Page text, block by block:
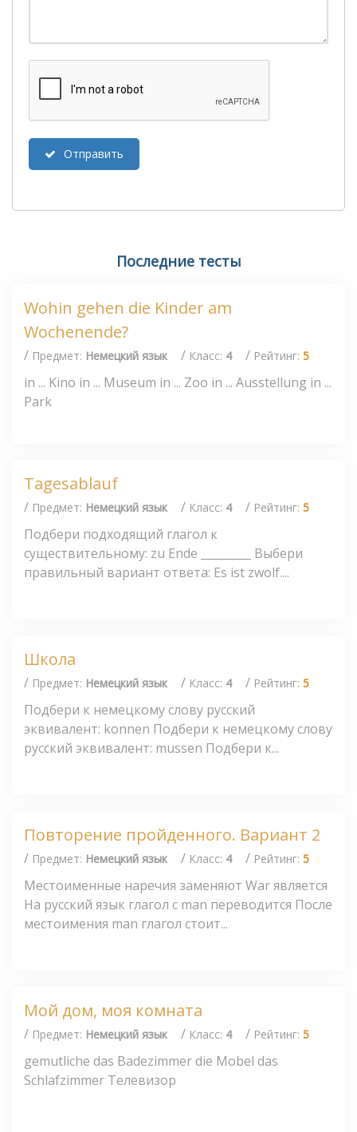
Отправить
Последние тесты
Wohin gehen die Kinder am
Wochenende?
/ Предмет: Немецкий язык / Класс: 4 / Рейтинг: 5
in ... Kino in ... Museum in ... Zoo in ... Ausstellung in ...
Park
Tagesablauf
/ Предмет: Немецкий язык / Класс: 4 / Рейтинг: 5
Подбери подходящий глагол к
существительному: zu Ende _________ Выбери
правильный вариант ответа: Es ist zwolf....
Школа
/ Предмет: Немецкий язык / Класс: 4 / Рейтинг: 5
Подбери к немецкому слову русский
эквивалент: konnen Подбери к немецкому слову
русский эквивалент: mussen Подбери к...
Повторение пройденного. Вариант 2
/ Предмет: Немецкий язык / Класс: 4 / Рейтинг: 5
Местоименные наречия заменяют War является
На русский язык глагол с man переводится После
местоимения man глагол стоит...
Мой дом, моя комната
/ Предмет: Немецкий язык / Класс: 4 / Рейтинг: 5
gemutliche das Badezimmer die Mobel das
Schlafzimmer Телевизор